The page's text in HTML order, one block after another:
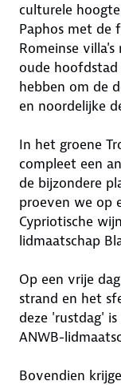
culturele
Paphos met de
Romeinse
oude hoofdstad
hebben om de
en noordelijke
In het groene
compleet een
de bijzondere
proeven we op
Cypriotische
lidmaatschap
Op een vrije
strand en het
deze 'rustdag'
ANWB-
Bovendien